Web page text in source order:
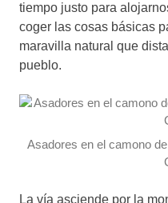
tiempo justo para
coger las cosas básicas
maravilla natural que
pueblo.
Asadores en el camono
La vía asciende por la